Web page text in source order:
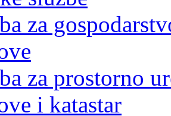
za
za prostorno
i katastar